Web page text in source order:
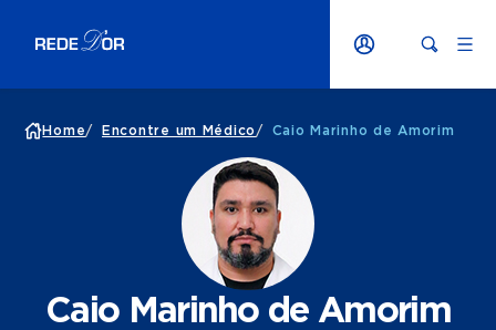
Home/ Encontre um Médico / Caio Marinho de Amorim
Caio Marinho de Amorim